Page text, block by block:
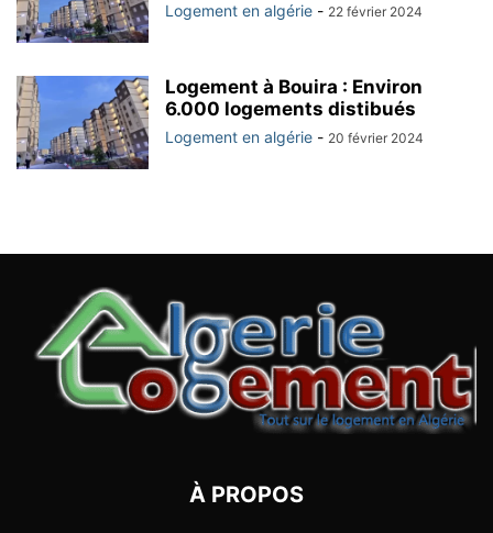
Logement en algérie - 22 février 2024
Logement à Bouira : Environ
6.000 logements distibués
Logement en algérie - 20 février 2024
À PROPOS